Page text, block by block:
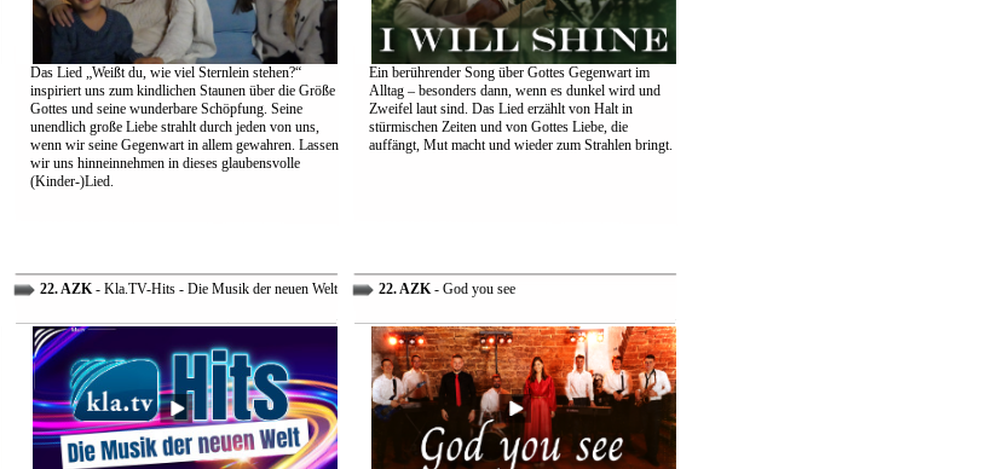
Das Lied „Weißt du, wie viel Sternlein stehen?“
inspiriert uns zum kindlichen Staunen über die Größe
Gottes und seine wunderbare Schöpfung. Seine
unendlich große Liebe strahlt durch jeden von uns,
wenn wir seine Gegenwart in allem gewahren. Lassen
wir uns hinneinnehmen in dieses glaubensvolle
(Kinder-)Lied.
Ein berührender Song über Gottes Gegenwart im
Alltag – besonders dann, wenn es dunkel wird und
Zweifel laut sind. Das Lied erzählt von Halt in
stürmischen Zeiten und von Gottes Liebe, die
auffängt, Mut macht und wieder zum Strahlen bringt.
22. AZK- Kla.TV-Hits - Die Musik der neuen Welt 22. AZK- God you see